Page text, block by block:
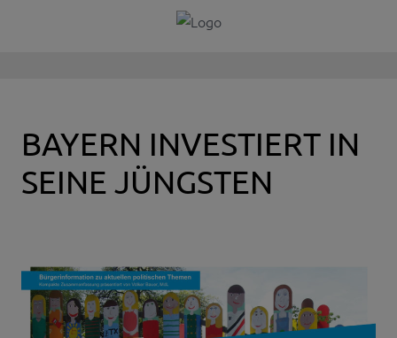
BAYERN INVESTIERT IN
SEINE JÜNGSTEN